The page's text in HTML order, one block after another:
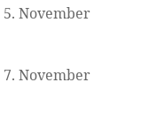
5. November
7. November